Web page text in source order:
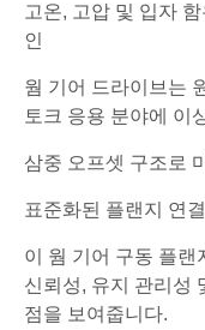
고온, 고압 및 입자
인
웜 기어 드라이브는
토크 응용 분야에 이
삼중 오프셋 구조로
표준화된 플랜지 연
이 웜 기어 구동 플랜
신뢰성, 유지 관리성
점을 보여줍니다.